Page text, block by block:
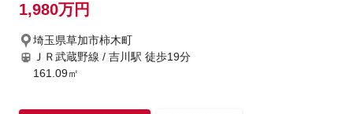
1,980万円
埼玉県草加市柿木町
ＪＲ武蔵野線 / 吉川駅 徒歩19分
161.09㎡